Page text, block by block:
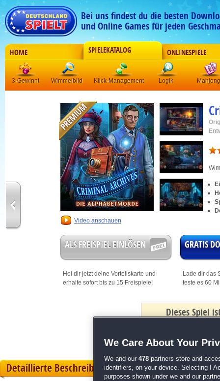
Bei uns findest du die besten
und Online Games für jeden
HOME SPIELEKATALOG ONLINESPIELE
3-Gewinnt Wimmelbild Klick-Management Logik Mahjong
Video anschauen
ALS FREISPIEL EINLÖSEN
Hol dir jetzt deine Vorteilskarte und
erhalte sofort bis zu 15 Freispiele!
GRATIS
Lade dir das
teste es 60
Dieses Spiel
Detaillierte Beschreibung
We Care About Your
We and our 478 partners store and
identifiers, on your device. Selecting I
purposes shown under we and our